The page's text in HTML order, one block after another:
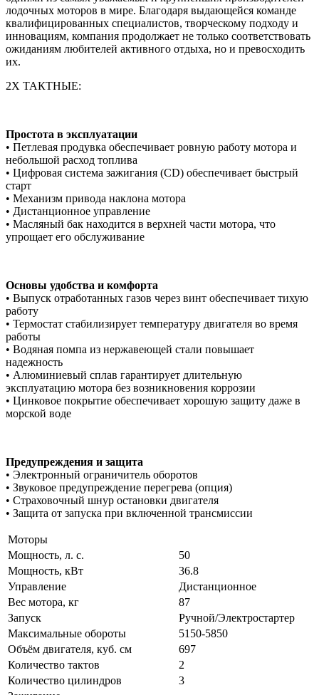
лодочных моторов в мире. Благодаря выдающейся команде
квалифицированных специалистов, творческому подходу и
инновациям, компания продолжает не только соответствовать
ожиданиям любителей активного отдыха, но и превосходить
их.
2Х ТАКТНЫЕ:
Простота в эксплуатации
• Петлевая продувка обеспечивает ровную работу мотора и
небольшой расход топлива
• Цифровая система зажигания (CD) обеспечивает быстрый
старт
• Механизм привода наклона мотора
• Дистанционное управление
• Масляный бак находится в верхней части мотора, что
упрощает его обслуживание
Основы удобства и комфорта
• Выпуск отработанных газов через винт обеспечивает тихую
работу
• Термостат стабилизирует температуру двигателя во время
работы
• Водяная помпа из нержавеющей стали повышает
надежность
• Алюминиевый сплав гарантирует длительную
эксплуатацию мотора без возникновения коррозии
• Цинковое покрытие обеспечивает хорошую защиту даже в
морской воде
Предупреждения и защита
• Электронный ограничитель оборотов
• Звуковое предупреждение перегрева (опция)
• Страховочный шнур остановки двигателя
• Защита от запуска при включенной трансмиссии
Моторы
Мощность, л. с.
50
Мощность, кВт
36.8
Управление
Дистанционное
Вес мотора, кг
87
Запуск
Ручной/Электростартер
Максимальные обороты
5150-5850
Объём двигателя, куб. см
697
Количество тактов
2
Количество цилиндров
3